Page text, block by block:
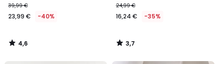
39,99 €
23,99 € -40%
4,6
/
24,99 €
16,24 € -35%
3,7
/